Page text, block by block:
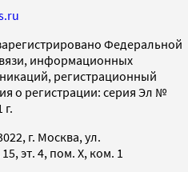
Федеральной
информационных
регистрационный
о регистрации: серия Эл №
г. Москва, ул.
эт. 4, пом. X, ком. 1